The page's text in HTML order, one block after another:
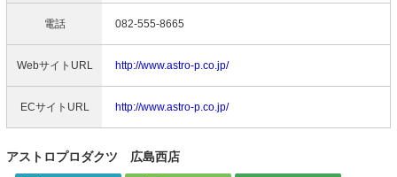
電話 082-555-8665
WebサイトURL http://www.astro-p.co.jp/
ECサイトURL http://www.astro-p.co.jp/
アストロプロダクツ 広島西店